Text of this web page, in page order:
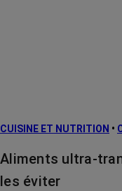
Traitements
La vie autour
CUISINE ET NUTRITION •
Aliments ultra-
les éviter